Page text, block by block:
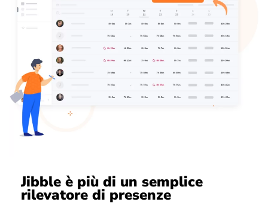
Jibble è più di un semplice
rilevatore di presenze